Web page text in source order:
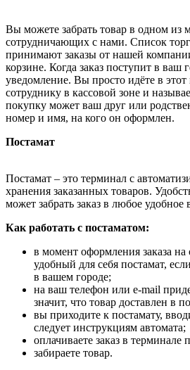
Вы можете забрать товар в одном из
сотрудничающих с нами. Список
принимают заказы от нашей
корзине. Когда заказ поступит в ваш
уведомление. Вы просто идёте в этот
сотруднику в кассовой зоне и
покупку может ваш друг или
номер и имя, на кого он оформлен.
Постамат
Постамат – это терминал с
хранения заказанных товаров.
может забрать заказ в любое удобное
Как работать с постаматом:
в момент оформления заказа на
удобный для себя постамат,
в вашем городе;
на ваш телефон или e-mail
значит, что товар доставлен в
вы приходите к постамату,
следует инструкциям автомата;
оплачиваете заказ в терминале
забираете товар.